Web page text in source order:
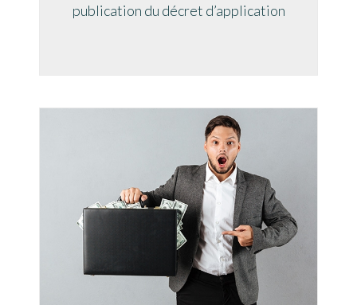
publication du décret d’application